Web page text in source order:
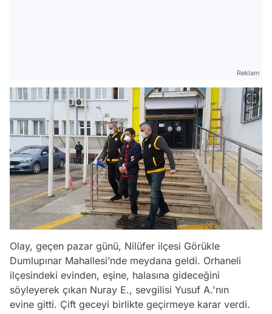
Reklam
Olay, geçen pazar günü, Nilüfer ilçesi Görükle
Dumlupınar Mahallesi’nde meydana geldi. Orhaneli
ilçesindeki evinden, eşine, halasına gideceğini
söyleyerek çıkan Nuray E., sevgilisi Yusuf A.'nın
evine gitti. Çift geceyi birlikte geçirmeye karar verdi.